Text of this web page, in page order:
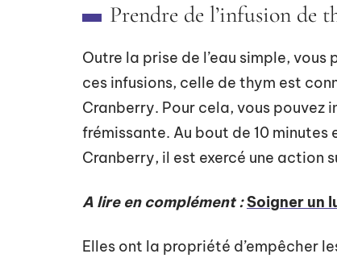
Prendre de l’infusion de
Outre la prise de l’eau simple,
ces infusions, celle de thym est
Cranberry. Pour cela, vous pouvez
frémissante. Au bout de 10 minutes
Cranberry, il est exercé une action
A lire en complément : Soigner un
Elles ont la propriété d’empêcher